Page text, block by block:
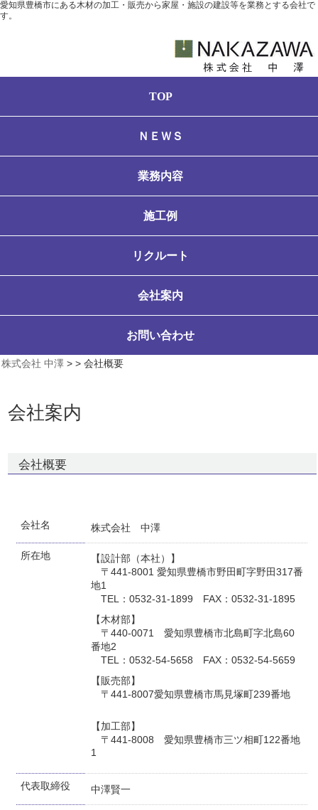
愛知県豊橋市にある木材の加工・販売から家屋・施設の建設等を業務とする会社で
す。
TOP
ＮＥＷＳ
業務内容
施工例
リクルート
会社案内
お問い合わせ
株式会社 中澤 >>会社概要
会社案内
会社概要
会社名 株式会社 中澤
所在地
【設計部（本社）】
〒441-8001 愛知県豊橋市野田町字野田317番
地1
TEL：0532-31-1899 FAX：0532-31-1895
【木材部】
〒440-0071 愛知県豊橋市北島町字北島60
番地2
TEL：0532-54-5658 FAX：0532-54-5659
【販売部】
〒441-8007愛知県豊橋市馬見塚町239番地
【加工部】
〒441-8008 愛知県豊橋市三ツ相町122番地
1
代表取締役 中澤賢一